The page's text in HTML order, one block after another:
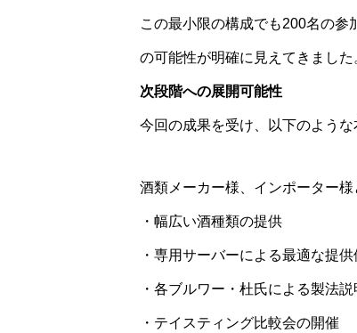
この最小限の構成でも200名の
の可能性が明確に見えてきました
次段階への展開可能性
今回の成果を受け、以下のよう
酒類メーカー様、インポーター
・幅広い酒種類の提供
・専用サーバーによる最適な提供
・各ブルワー・杜氏による製法
・テイスティング比較会の開催